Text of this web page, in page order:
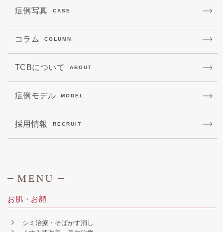
症例写真 CASE
コラム COLUMN
TCBについて ABOUT
症例モデル MODEL
採用情報 RECRUIT
MENU
お肌・お顔
シミ治療・そばかす消し